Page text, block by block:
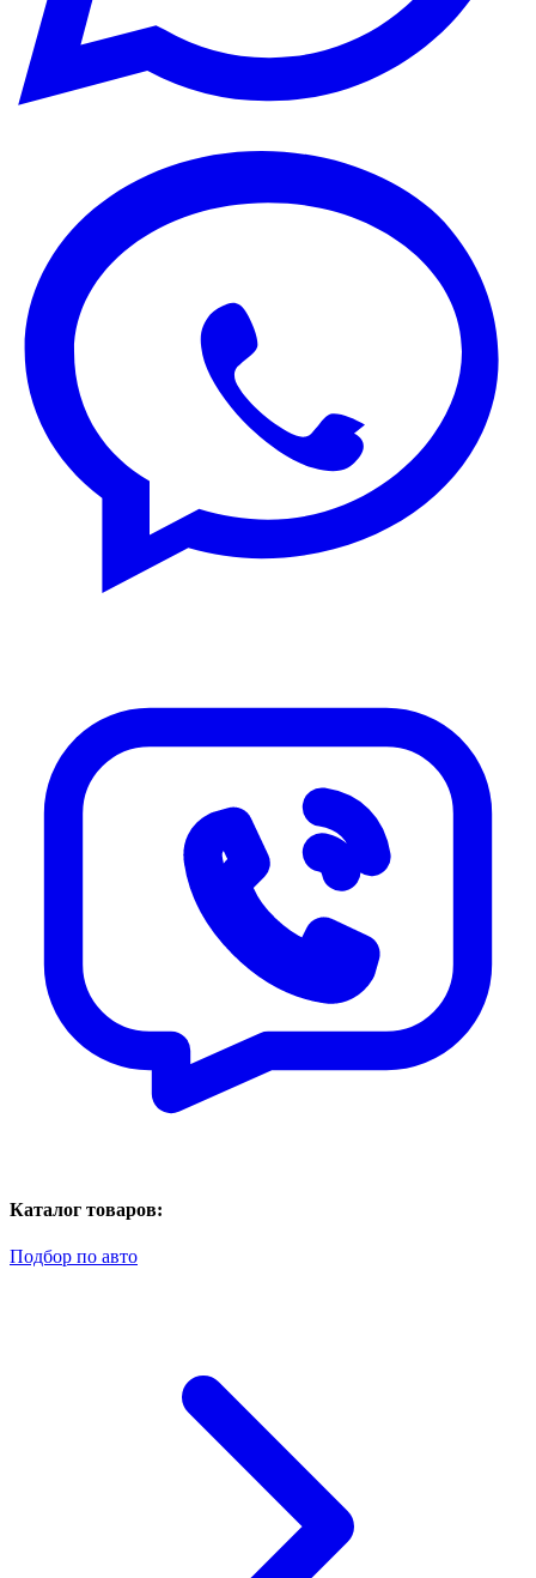
Каталог товаров:
Подбор по авто